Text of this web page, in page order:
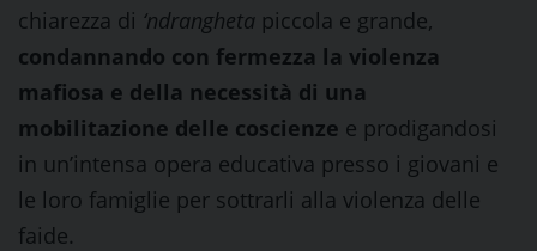
chiarezza di ‘ndrangheta piccola e grande,
condannando con fermezza la violenza
mafiosa e della necessità di una
mobilitazione delle coscienze e prodigandosi
in un’intensa opera educativa presso i giovani e
le loro famiglie per sottrarli alla violenza delle
faide.